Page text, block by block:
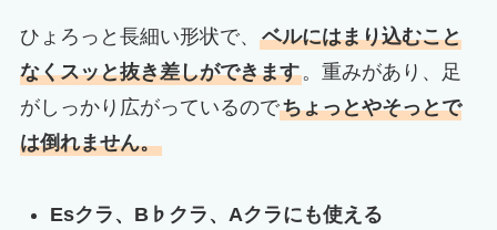
ひょろっと長細い形状で、 ベルにはまり込むこと
なくスッと抜き差しができます。重みがあり、足
がしっかり広がっているのでちょっとやそっとで
は倒れません。
Esクラ、B♭クラ、Aクラにも使える